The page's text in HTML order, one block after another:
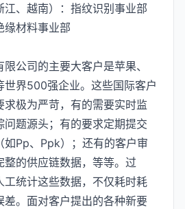
江、越南）：指纹识别事业部
缘材料事业部
公司的主要大客户是苹果、
世界500强企业。这些国际客户
求极为严苛，有的需要实时监
问题源头；有的要求定期提交
如Pp、Ppk）；还有的客户审
整的供应链数据，等等。过
工统计这些数据，不仅耗时耗
差。面对客户提出的各种新要